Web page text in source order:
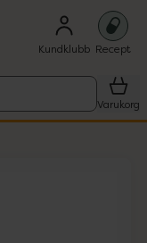
Kundklubb Recept
Varukorg